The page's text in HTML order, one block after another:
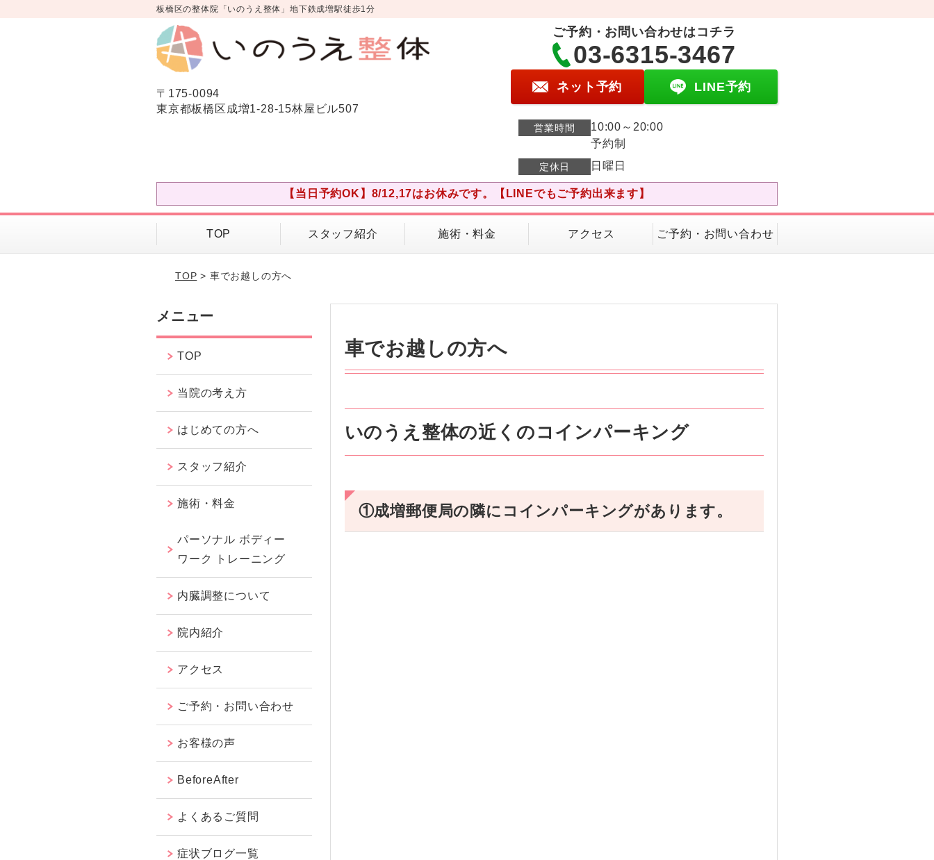
板橋区の整体院「いのうえ整体」地下鉄成増駅徒歩1分
〒175-0094
東京都板橋区成増1-28-15林屋ビル507
ご予約・お問い合わせはコチラ
03-6315-3467
ネット予約 LINE予約
営業時間
10:00～20:00
予約制
定休日 日曜日
【当日予約OK】8/12,17はお休みです。【LINEでもご予約出来ます】
TOP スタッフ紹介 施術・料金 アクセス ご予約・お問い合わせ
TOP > 車でお越しの方へ
車でお越しの方へ
いのうえ整体の近くのコインパーキング
①成増郵便局の隣にコインパーキングがあります。
メニュー
TOP
当院の考え方
はじめての方へ
スタッフ紹介
施術・料金
パーソナル ボディー
ワーク トレーニング
内臓調整について
院内紹介
アクセス
ご予約・お問い合わせ
お客様の声
BeforeAfter
よくあるご質問
症状ブログ一覧